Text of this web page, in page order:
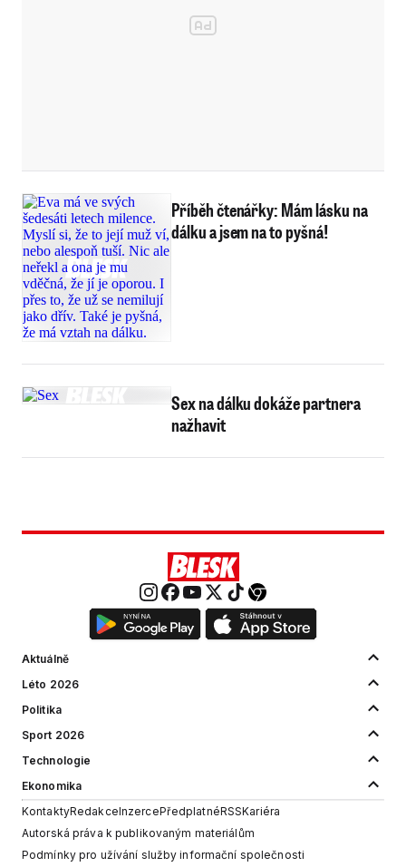
Příběh čtenářky: Mám lásku na
dálku a jsem na to pyšná!
Sex na dálku dokáže partnera
nažhavit
Aktuálně
Léto 2026
Politika
Sport 2026
Technologie
Ekonomika
KontaktyRedakceInzercePředplatnéRSSKariéra
Autorská práva k publikovaným materiálům
Podmínky pro užívání služby informační společnosti